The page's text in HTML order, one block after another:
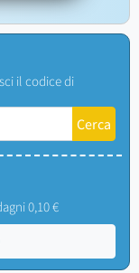
il codice di
0,10 €